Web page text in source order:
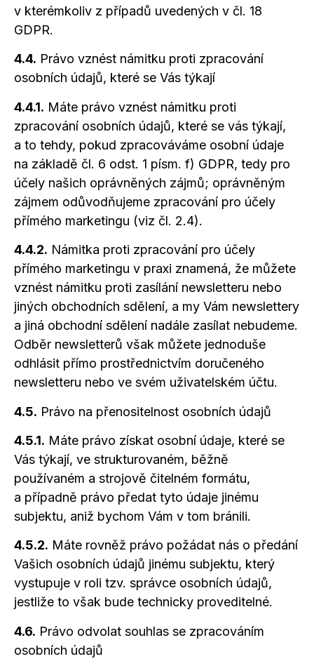
v kterémkoliv z případů uvedených v čl. 18
GDPR.
4.4. Právo vznést námitku proti zpracování
osobních údajů, které se Vás týkají
4.4.1. Máte právo vznést námitku proti
zpracování osobních údajů, které se vás týkají,
a to tehdy, pokud zpracováváme osobní údaje
na základě čl. 6 odst. 1 písm. f) GDPR, tedy pro
účely našich oprávněných zájmů; oprávněným
zájmem odůvodňujeme zpracování pro účely
přímého marketingu (viz čl. 2.4).
4.4.2. Námitka proti zpracování pro účely
přímého marketingu v praxi znamená, že můžete
vznést námitku proti zasílání newsletteru nebo
jiných obchodních sdělení, a my Vám newslettery
a jiná obchodní sdělení nadále zasílat nebudeme.
Odběr newsletterů však můžete jednoduše
odhlásit přímo prostřednictvím doručeného
newsletteru nebo ve svém uživatelském účtu.
4.5. Právo na přenositelnost osobních údajů
4.5.1. Máte právo získat osobní údaje, které se
Vás týkají, ve strukturovaném, běžně
používaném a strojově čitelném formátu,
a případně právo předat tyto údaje jinému
subjektu, aniž bychom Vám v tom bránili.
4.5.2. Máte rovněž právo požádat nás o předání
Vašich osobních údajů jinému subjektu, který
vystupuje v roli tzv. správce osobních údajů,
jestliže to však bude technicky proveditelné.
4.6. Právo odvolat souhlas se zpracováním
osobních údajů